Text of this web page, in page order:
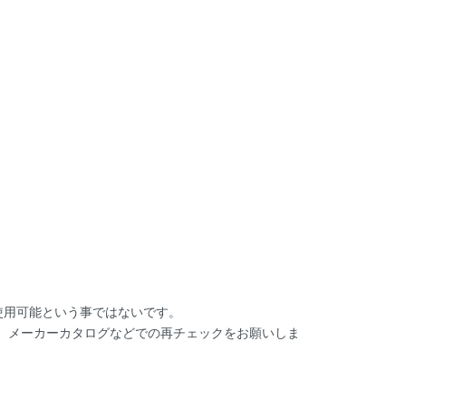
可能という事ではないです。
ーカーカタログなどでの再チェックをお願いしま